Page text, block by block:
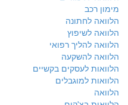
מימון רכב
הלוואה לחתונה
הלוואה לשיפוץ
הלוואה להליך רפואי
הלוואה להשקעה
הלוואות לעסקים בקשיים
הלוואות למוגבלים
הלוואה